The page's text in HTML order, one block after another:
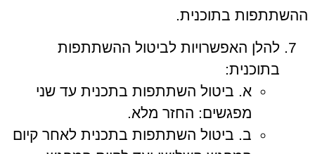
ההשתתפות בתוכנית.
להלן האפשרויות לביטול ההשתתפות
בתוכנית:
א. ביטול השתתפות בתכנית עד שני
מפגשים: החזר מלא.
ב. ביטול השתתפות בתכנית לאחר קיום